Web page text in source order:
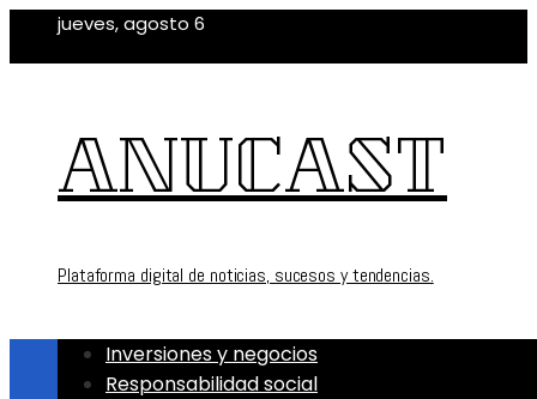
jueves, agosto 6
ANUCAST
Plataforma digital de noticias, sucesos y tendencias.
Inversiones y negocios
Responsabilidad social